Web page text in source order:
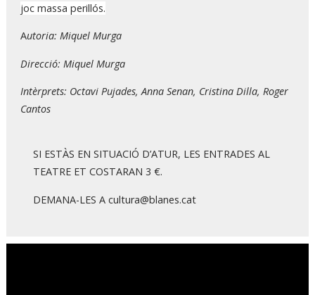
joc massa perillós.
Autoria: Miquel Murga
Direcció: Miquel Murga
Intèrprets: Octavi Pujades, Anna Senan, Cristina Dilla, Roger
Cantos
SI ESTÀS EN SITUACIÓ D’ATUR, LES ENTRADES AL
TEATRE ET COSTARAN 3 €.
DEMANA-LES A cultura@blanes.cat